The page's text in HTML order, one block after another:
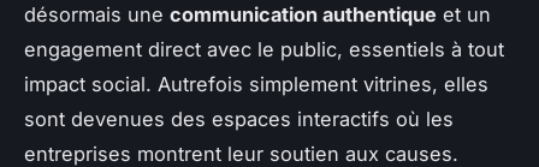
désormais une communication authentique et un
engagement direct avec le public, essentiels à tout
impact social. Autrefois simplement vitrines, elles
sont devenues des espaces interactifs où les
entreprises montrent leur soutien aux causes.